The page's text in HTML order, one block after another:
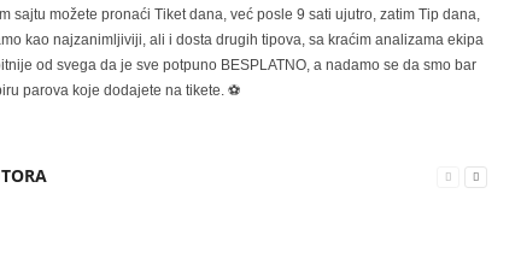
sajtu možete pronaći Tiket dana, već posle 9 sati ujutro, zatim Tip dana,
kao najzanimljiviji, ali i dosta drugih tipova, sa kraćim analizama ekipa
od svega da je sve potpuno BESPLATNO, a nadamo se da smo bar
parova koje dodajete na tikete. ⚽